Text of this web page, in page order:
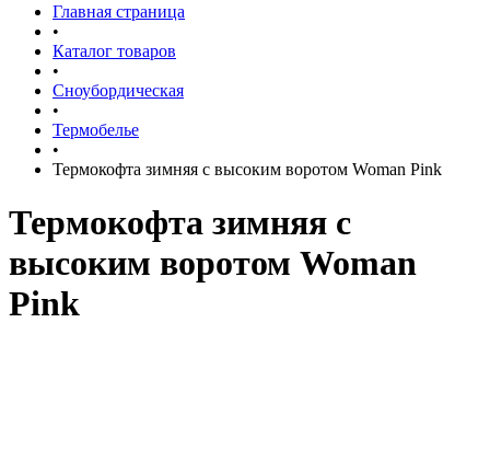
Главная страница
•
Каталог товаров
•
Сноубордическая
•
Термобелье
•
Термокофта зимняя с высоким воротом Woman Pink
Термокофта зимняя с
высоким воротом Woman
Pink